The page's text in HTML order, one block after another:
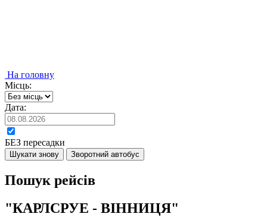
На головну
Місць:
Дата:
БЕЗ пересадки
Шукати знову Зворотний автобус
Пошук рейсів
"КАРЛСРУЕ - ВІННИЦЯ"